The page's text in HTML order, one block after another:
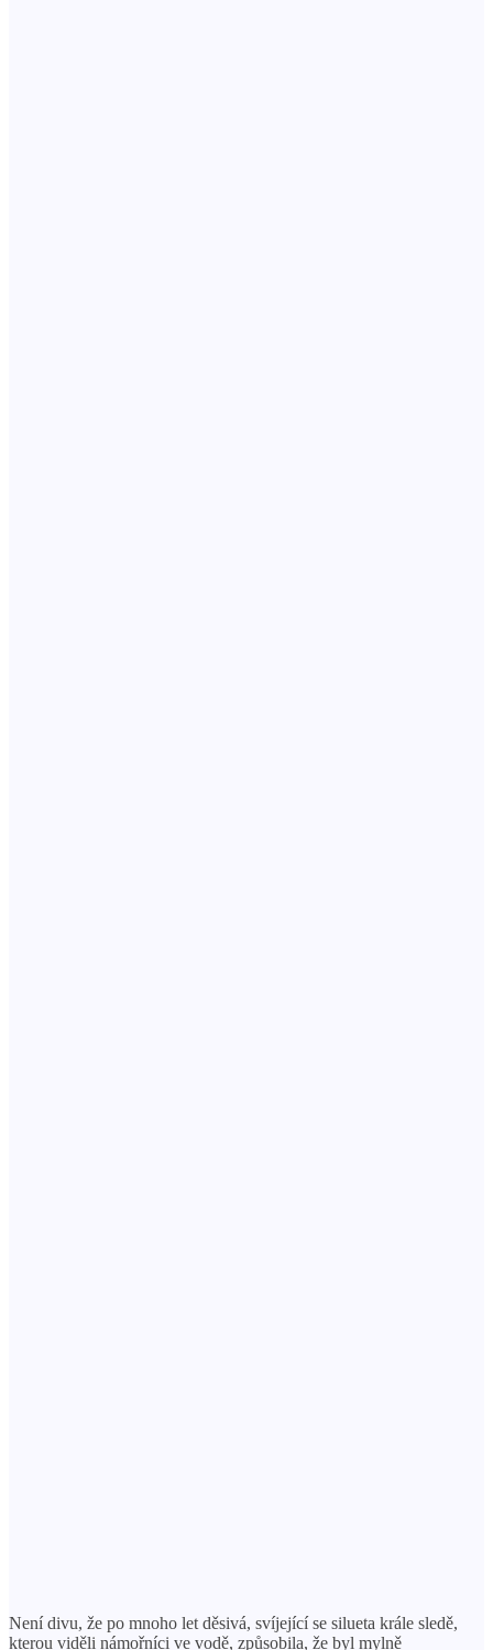
Není divu, že po mnoho let děsivá, svíjející se silueta krále sledě,
kterou viděli námořníci ve vodě, způsobila, že byl mylně